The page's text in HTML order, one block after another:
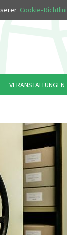
Cookie-
VERANSTALTUNGEN